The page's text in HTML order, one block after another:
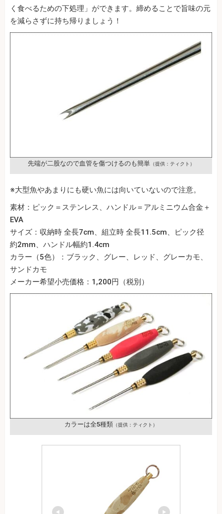
く食べるための下処理」ができます。締めることで旨味の元
を減らさずに持ち帰りましょう！
先端が二股なので血管を傷つけるのも簡単 （提供：ティクト）
※大型魚やあまりにも硬い魚には向いていないので注意。
素材：ピック＝ステンレス、ハンドル＝アルミニウム合金＋
EVA
サイズ：収納時 全長7cm、組立時 全長11.5cm、ピック径
約2mm、ハンドル幅約1.4cm
カラー（5色）：ブラック、グレー、レッド、グレーカモ、
サンドカモ
メーカー希望小売価格：1,200円（税別）
カラーは全5種類 （提供：ティクト）